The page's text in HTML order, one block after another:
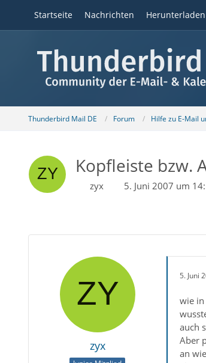
Startseite Nachrichten Herunterladen
Thunderbird Mail DE Forum Hilfe zu E-Mail
Kopfleiste bzw.
zyx 5. Juni 2007 um
zyx
5. Juni
wie in
auch
Aber
an